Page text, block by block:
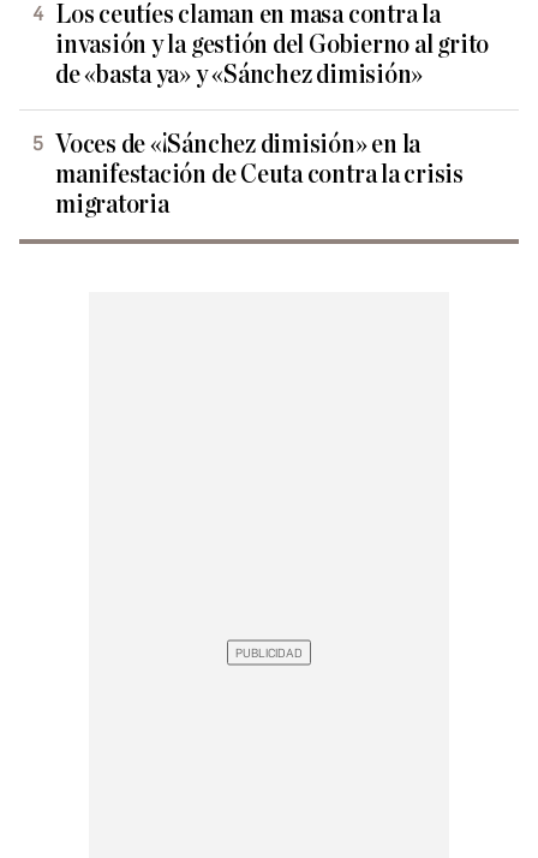
Los ceutíes claman en masa contra la
invasión y la gestión del Gobierno al grito
de «basta ya» y «Sánchez dimisión»
Voces de «¡Sánchez dimisión» en la
manifestación de Ceuta contra la crisis
migratoria